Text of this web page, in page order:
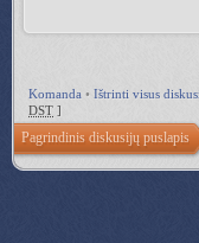
Komanda • Ištrinti visus
DST ]
Pagrindinis diskusijų puslapis